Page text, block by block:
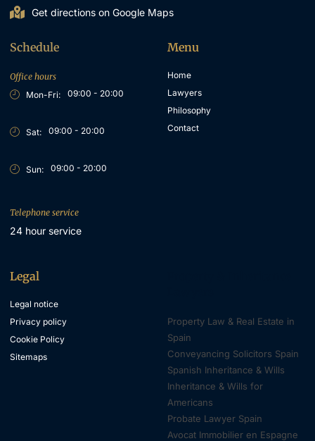
Get directions on Google Maps
Schedule
Office hours
Mon-Fri:
09:00 - 20:00
Sat: 09:00 - 20:00
Sun: 09:00 - 20:00
Telephone service
24 hour service
Menu
Home
Lawyers
Philosophy
Contact
Legal
Legal notice
Privacy policy
Cookie Policy
Sitemaps
Property Law & Real Estate in
Spain
Conveyancing Solicitors Spain
Spanish Inheritance & Wills
Inheritance & Wills for
Americans
Probate Lawyer Spain
Avocat Immobilier en Espagne